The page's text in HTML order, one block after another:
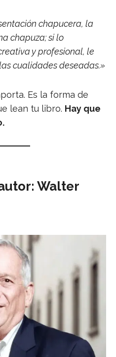
chapucera, la
chapuza; si lo
y profesional, le
cualidades deseadas.»
Es la forma de
lean tu libro. Hay que
Walter